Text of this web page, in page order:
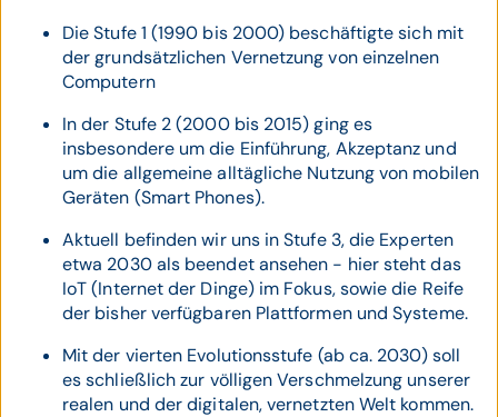
Die Stufe 1 (1990 bis 2000) beschäftigte sich mit
der grundsätzlichen Vernetzung von einzelnen
Computern
In der Stufe 2 (2000 bis 2015) ging es
insbesondere um die Einführung, Akzeptanz und
um die allgemeine alltägliche Nutzung von mobilen
Geräten (Smart Phones).
Aktuell befinden wir uns in Stufe 3, die Experten
etwa 2030 als beendet ansehen - hier steht das
IoT (Internet der Dinge) im Fokus, sowie die Reife
der bisher verfügbaren Plattformen und Systeme.
Mit der vierten Evolutionsstufe (ab ca. 2030) soll
es schließlich zur völligen Verschmelzung unserer
realen und der digitalen, vernetzten Welt kommen.